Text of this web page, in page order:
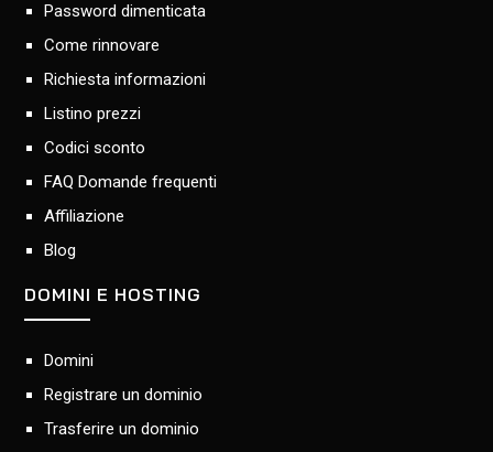
Password dimenticata
Come rinnovare
Richiesta informazioni
Listino prezzi
Codici sconto
FAQ Domande frequenti
Affiliazione
Blog
DOMINI E HOSTING
Domini
Registrare un dominio
Trasferire un dominio